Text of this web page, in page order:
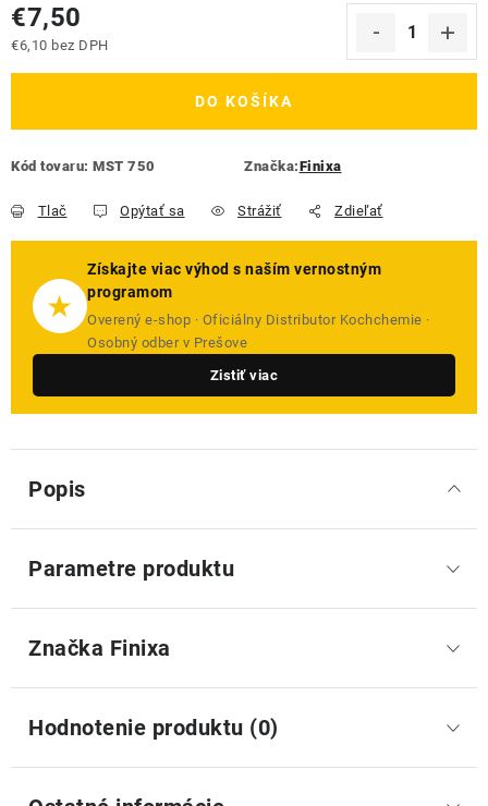
€7,50
€6,10 bez DPH
DO KOŠÍKA
Kód tovaru: MST 750 Značka:Finixa
Tlač Opýtať sa Strážiť Zdieľať
★
Získajte viac výhod s naším vernostným
programom
Overený e-shop · Oficiálny Distributor Kochchemie ·
Osobný odber v Prešove
Zistiť viac
Popis
Parametre produktu
Značka Finixa
Hodnotenie produktu (0)